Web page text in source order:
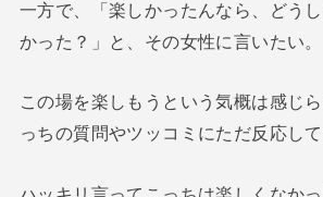
一方で、「楽しかったんなら、どう
かった？」と、その女性に言いたい。
この場を楽しもうという気概は感じ
っちの質問やツッコミにただ反応し